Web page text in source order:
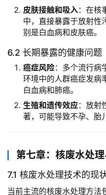
皮肤接触和吸入：在核
中，直接暴露于放射性
别是白血病和皮肤癌。
6.2 长期暴露的健康问题
癌症风险：多个流行病
环境中的人群癌症发病
白血病和肺癌。
生殖和遗传效应：放射
著，可能导致不孕、胎
第七章：核废水处
7.1 核废水处理技术的现
当前主流的核废水处理方法